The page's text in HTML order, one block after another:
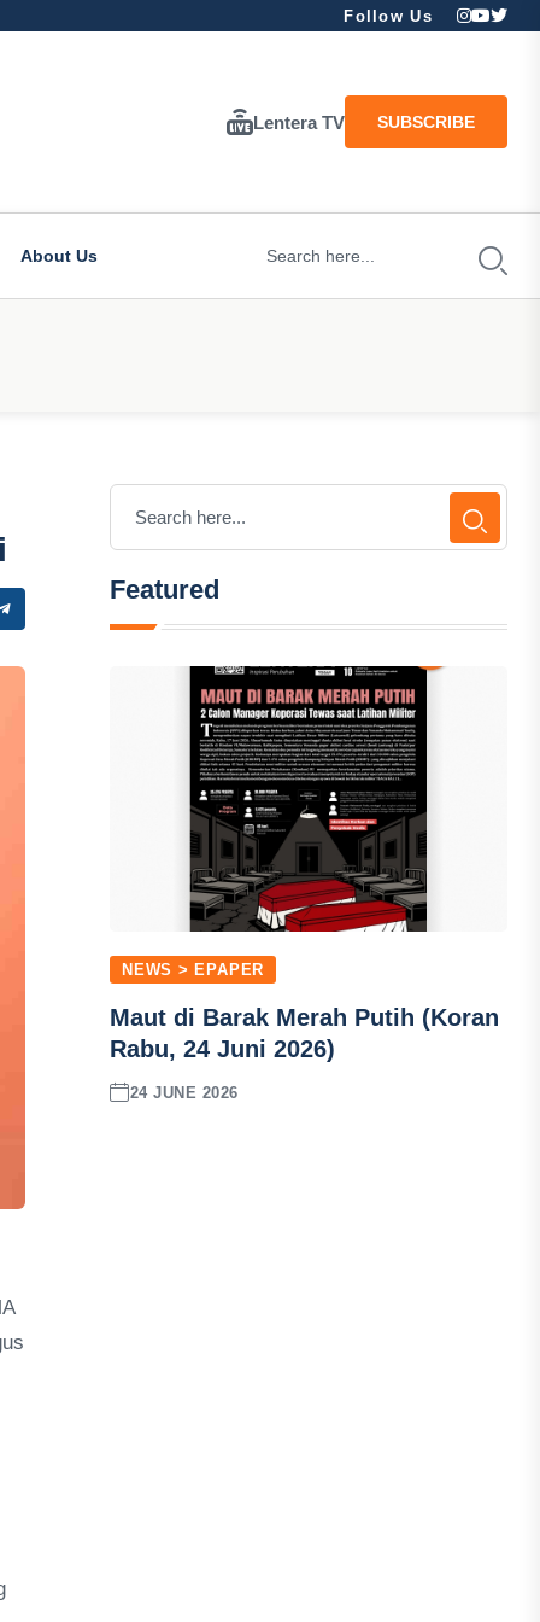
Follow Us
Lentera TV SUBSCRIBE
About Us
Featured
NEWS > EPAPER
Maut di Barak Merah Putih (Koran
Rabu, 24 Juni 2026)
24 JUNE 2026